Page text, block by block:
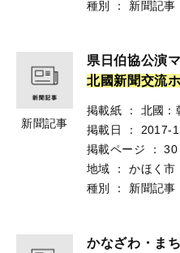
種別 ： 新聞記事
新聞記事
県日伯協公演
北國新聞交流ホ
掲載紙 ：
北國：
掲載日
：
2017-
掲載ページ
：
30
地域
：
かほく市
種別
： 新聞記事
かなざわ・ま